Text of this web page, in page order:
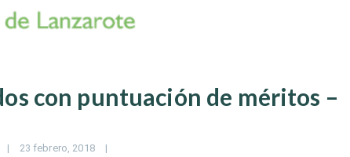
con puntuación de méritos –
| 23 febrero, 2018 |